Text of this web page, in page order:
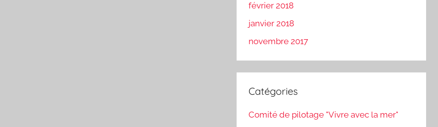
février 2018
janvier 2018
novembre 2017
Catégories
Comité de pilotage "Vivre avec la mer"